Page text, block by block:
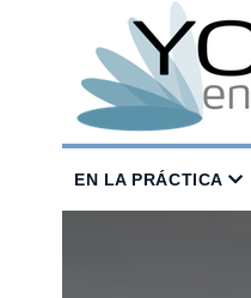
EN LA PRÁCTICA